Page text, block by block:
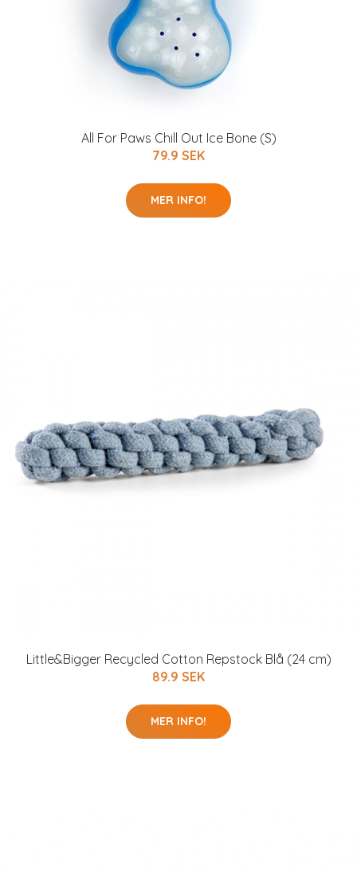
All For Paws Chill Out Ice Bone (S)
79.9 SEK
MER INFO!
Little&Bigger Recycled Cotton Repstock Blå (24 cm)
89.9 SEK
MER INFO!